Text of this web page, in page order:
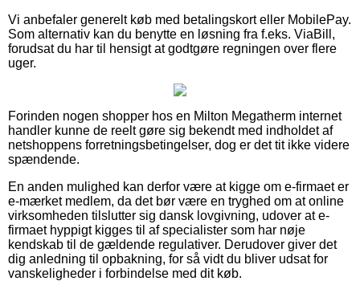
Vi anbefaler generelt køb med betalingskort eller MobilePay.
Som alternativ kan du benytte en løsning fra f.eks. ViaBill,
forudsat du har til hensigt at godtgøre regningen over flere
uger.
Forinden nogen shopper hos en Milton Megatherm internet
handler kunne de reelt gøre sig bekendt med indholdet af
netshoppens forretningsbetingelser, dog er det tit ikke videre
spændende.
En anden mulighed kan derfor være at kigge om e-firmaet er
e-mærket medlem, da det bør være en tryghed om at online
virksomheden tilslutter sig dansk lovgivning, udover at e-
firmaet hyppigt kigges til af specialister som har nøje
kendskab til de gældende regulativer. Derudover giver det
dig anledning til opbakning, for så vidt du bliver udsat for
vanskeligheder i forbindelse med dit køb.